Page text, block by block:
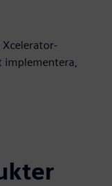
implementera,